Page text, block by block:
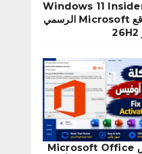
Windows 11
ISO من موقع Microsoft الرسمي
تفعيل اوفيس Microsoft Office